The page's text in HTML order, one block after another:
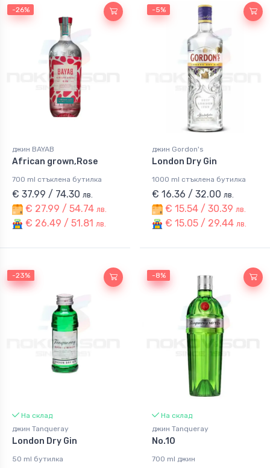
-26%
джин BAYAB
African grown,Rose
700 ml стъклена бутилка
€ 37.99 / 74.30 лв.
€ 27.99 / 54.74 лв.
€ 26.49 / 51.81 лв.
-5%
джин Gordon's
London Dry Gin
1000 ml стъклена бутилка
€ 16.36 / 32.00 лв.
€ 15.54 / 30.39 лв.
€ 15.05 / 29.44 лв.
-23%
-23%
На склад
джин Tanqueray
London Dry Gin
50 ml бутилка
-8%
-8%
На склад
джин Tanqueray
No.10
700 ml джин